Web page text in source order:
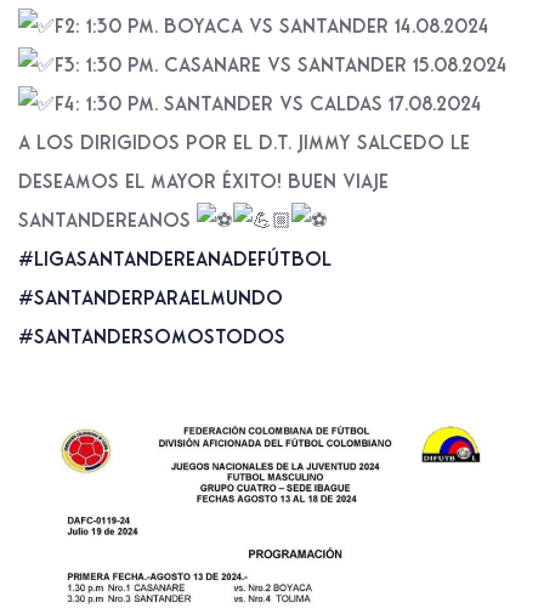
F2: 1:30 pm. Boyaca vs Santander 14.08.2024
F3: 1:30 pm. Casanare vs Santander 15.08.2024
F4: 1:30 pm. Santander vs Caldas 17.08.2024
A los dirigidos por el D.T. Jimmy Salcedo le
deseamos el mayor éxito! Buen viaje
Santandereanos
#LigaSantandereanaDeFútbol
#SantanderParaElMundo
#SantanderSomosTodos